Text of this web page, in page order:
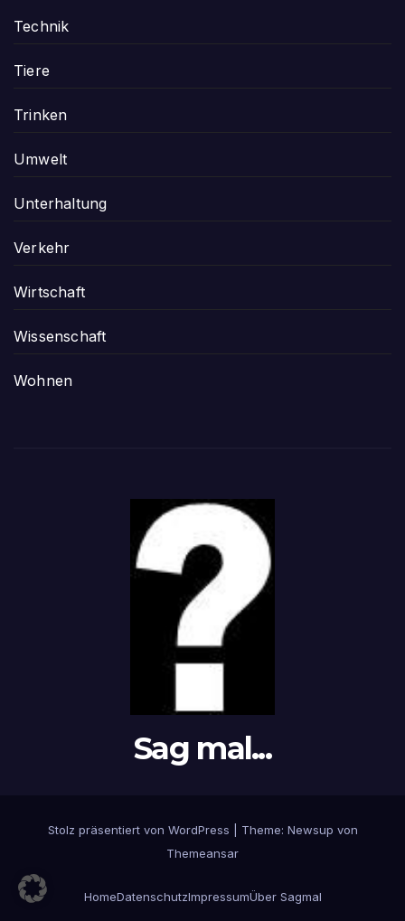
Technik
Tiere
Trinken
Umwelt
Unterhaltung
Verkehr
Wirtschaft
Wissenschaft
Wohnen
Sag mal...
Stolz präsentiert von WordPress
Theme: Newsup von
Themeansar
HomeDatenschutzImpressumÜber Sagmal